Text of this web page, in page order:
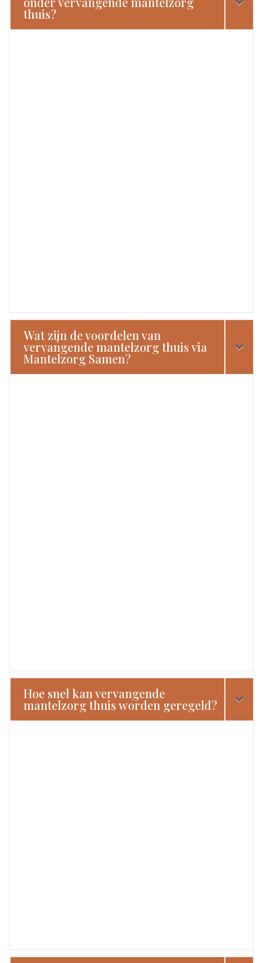
thuis?
Wat zijn de voordelen van
vervangende mantelzorg thuis via
Mantelzorg Samen?
Hoe snel kan vervangende
mantelzorg thuis worden geregeld?